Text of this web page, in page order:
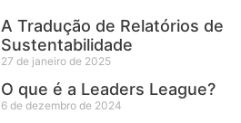
A Tradução de Relatórios de
Sustentabilidade
27 de janeiro de 2025
O que é a Leaders League?
6 de dezembro de 2024